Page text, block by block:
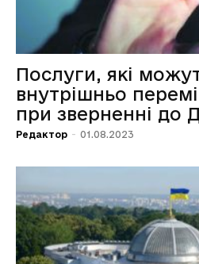
Послуги, які
внутрішньо
при зверненні до
Редактор - 01.08.2023